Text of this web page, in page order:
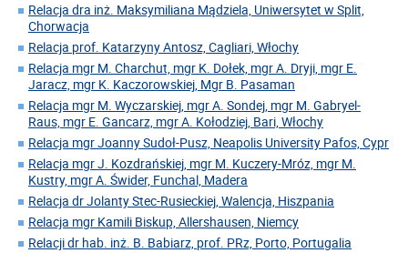
Relacja dra inż. Maksymiliana Mądziela, Uniwersytet w Split,
Chorwacja
Relacja prof. Katarzyny Antosz, Cagliari, Włochy
Relacja mgr M. Charchut, mgr K. Dołek, mgr A. Dryji, mgr E.
Jaracz, mgr K. Kaczorowskiej, Mgr B. Pasaman
Relacja mgr M. Wyczarskiej, mgr A. Sondej, mgr M. Gabryel-
Raus, mgr E. Gancarz, mgr A. Kołodziej, Bari, Włochy
Relacja mgr Joanny Sudoł-Pusz, Neapolis University Pafos, Cypr
Relacja mgr J. Kozdrańskiej, mgr M. Kuczery-Mróz, mgr M.
Kustry, mgr A. Świder, Funchal, Madera
Relacja dr Jolanty Stec-Rusieckiej, Walencja, Hiszpania
Relacja mgr Kamili Biskup, Allershausen, Niemcy
Relacji dr hab. inż. B. Babiarz, prof. PRz, Porto, Portugalia